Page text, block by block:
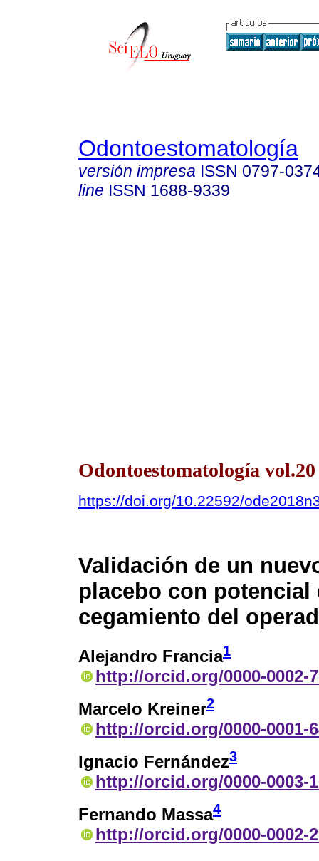
Odontoestomatología
versión impresa ISSN 0797-
line ISSN 1688-9339
Odontoestomatología
https://doi.org/10.22592/
Validación de un
placebo con potencial
cegamiento del
Alejandro Francia1
http://orcid.org/0000-0002-
Marcelo Kreiner2
http://orcid.org/0000-0001-
Ignacio Fernández3
http://orcid.org/0000-0003-
Fernando Massa4
http://orcid.org/0000-0002-